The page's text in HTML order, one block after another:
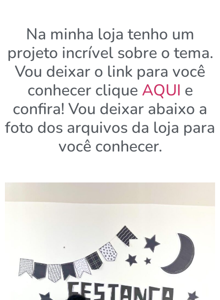
Na minha loja tenho um
projeto incrível sobre o tema.
Vou deixar o link para você
conhecer clique AQUI e
confira! Vou deixar abaixo a
foto dos arquivos da loja para
você conhecer.